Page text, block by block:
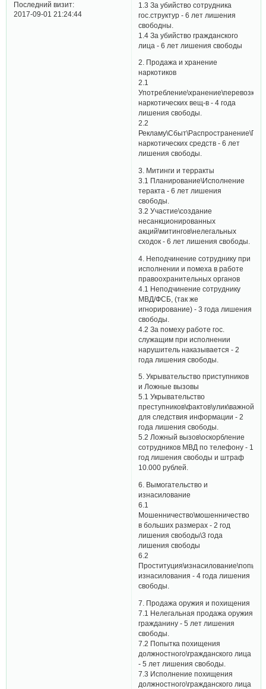
Последний визит:
2017-09-01 21:24:44
1.3 За убийство сотрудника
гос.структур - 6 лет лишения
свободны.
1.4 За убийство гражданского
лица - 6 лет лишения свободы
2. Продажа и хранение
наркотиков
2.1
Употребление\хранение\перевозка
наркотических вещ-в - 4 года
лишения свободы.
2.2
наркотических средств - 6 лет
лишения свободы.
3. Митинги и терракты
3.1 Планирование\Исполнение
теракта - 6 лет лишения
свободы.
3.2 Участие\создание
несанкционированных
акций\митингов\нелегальных
сходок - 6 лет лишения свободы.
4. Неподчинение сотруднику при
исполнении и помеха в работе
правоохранительных органов
4.1 Неподчинение сотруднику
МВД/ФСБ, (так же
игнорирование) - 3 года лишения
свободы.
4.2 За помеху работе гос.
служащим при исполнении
нарушитель наказывается - 2
года лишения свободы.
5. Укрывательство приступников
и Ложные вызовы
5.1 Укрывательство
преступников\фактов\улик\важной
для следствия информации - 2
года лишения свободы.
5.2 Ложный вызов\оскорбление
сотрудников МВД по телефону - 1
год лишения свободы и штраф
10.000 рублей.
6. Вымогательство и
изнасилование
6.1
Мошенничество\мошенничество
в больших размерах - 2 год
лишения свободы\3 года
лишения свободы
6.2
изнасилования - 4 года лишения
свободы.
7. Продажа оружия и похищения
7.1 Нелегальная продажа оружия
гражданину - 5 лет лишения
свободы.
7.2 Попытка похищения
должностного\гражданского лица
- 5 лет лишения свободы.
7.3 Исполнение похищения
должностного\гражданского лица